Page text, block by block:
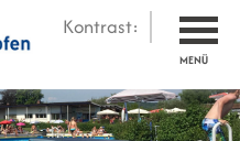
Kontrast:
MENÜ